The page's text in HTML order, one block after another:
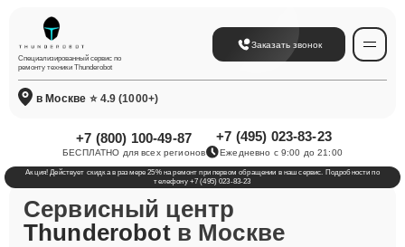
Специализированный сервис по
ремонту техники Thunderobot
Заказать звонок
в Москве ⭐ 4.9 (1000+)
+7 (800) 100-49-87
БЕСПЛАТНО для всех регионов
+7 (495) 023-83-23
Ежедневно с 9:00 до 21:00
Акция! Действует скидка в размере 25% на ремонт при первом обращении в наш сервис. Подробности по
телефону +7 (495) 023-83-23
Сервисный центр
Thunderobotв Москве